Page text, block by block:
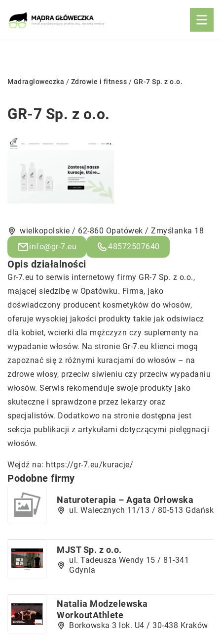
Madragloweczka / Zdrowie i fitness / GR-7 Sp. z o.o.
GR-7 Sp. z o.o.
wielkopolskie / 62-860 Opatówek / Zmyślanka 18
info@gr-7.eu
48572507640
Opis działalności
Gr-7.eu to serwis internetowy firmy GR-7 Sp. z o.o.,
mającej siedzibę w Opatówku. Firma, jako
doświadczony producent kosmetyków do włosów,
oferuje wysokiej jakości produkty takie jak odsiwiacz
dla kobiet, wcierki dla mężczyzn czy suplementy na
wypadanie włosów. Na stronie Gr-7.eu klienci mogą
zapoznać się z różnymi kuracjami do włosów – na
zdrowe włosy, przeciw siwieniu czy przeciw wypadaniu
włosów. Serwis rekomenduje swoje produkty jako
skuteczne i sprawdzone przez lekarzy oraz
specjalistów. Dodatkowo na stronie dostępna jest
sekcja publikacji z artykułami dotyczącymi pielęgnacji
włosów.
Wejdź na: https://gr-7.eu/kuracje/
Podobne firmy
Naturoterapia – Agata Orłowska
ul. Walecznych 11/13 / 80-513 Gdańsk
MJST Sp. z o.o.
ul. Tadeusza Wendy 15 / 81-341
Gdynia
Natalia Modzelewska
WorkoutAthlete
Borkowska 3 lok. U4 / 30-438 Kraków